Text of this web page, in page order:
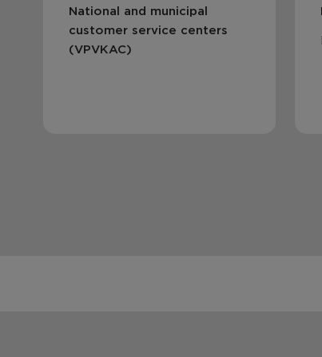
National and municipal
customer service centers
(VPVKAC)